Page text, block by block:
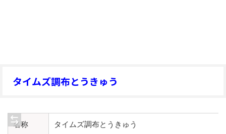
タイムズ調布とうきゅう
名称 タイムズ調布とうきゅう